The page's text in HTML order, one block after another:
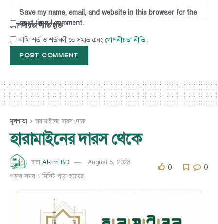
Save my name, email, and website in this browser for the
next time I comment.
গোপনীয়তা নীতি চুক্তি*
আমি শর্ত ও শর্তাবলীতে সম্মত এবং গোপনীয়তা নীতি .
মূলপাতা হারামাইনের দারস থেকে
হারামাইনের দারস থেকে
দ্বারা Al-Ilm BD August 5, 2023
পড়ার সময়:1 মিনিট পড়া হয়েছে
0 0